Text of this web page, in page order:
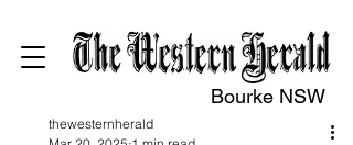
Bourke NSW
thewesternherald